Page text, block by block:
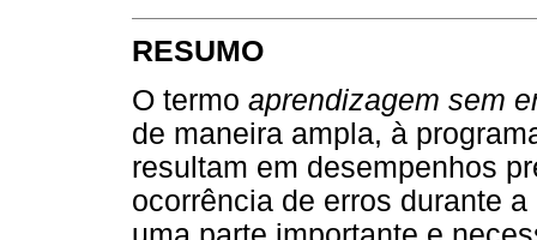
RESUMO
O termo aprendizagem sem
de maneira ampla, à
resultam em desempenhos
ocorrência de erros durante